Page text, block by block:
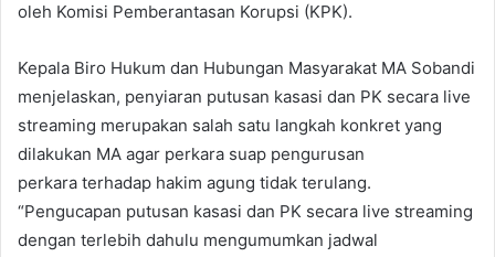
oleh Komisi Pemberantasan Korupsi (KPK).
Kepala Biro Hukum dan Hubungan Masyarakat MA Sobandi
menjelaskan, penyiaran putusan kasasi dan PK secara live
streaming merupakan salah satu langkah konkret yang
dilakukan MA agar perkara suap pengurusan
perkara terhadap hakim agung tidak terulang.
“Pengucapan putusan kasasi dan PK secara live streaming
dengan terlebih dahulu mengumumkan jadwal